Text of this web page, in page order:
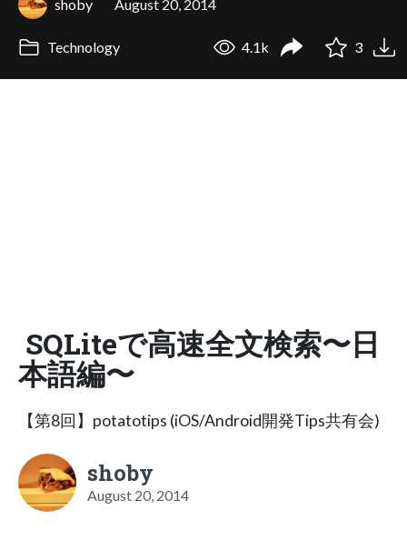
shoby August 20, 2014
Technology 4.1k 3
SQLiteで高速全文検索〜日
本語編〜
【第8回】potatotips (iOS/Android開発Tips共有会)
shoby
August 20, 2014